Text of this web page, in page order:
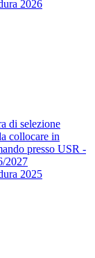
2026
di selezione
collocare in
presso USR -
2027
2025